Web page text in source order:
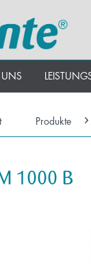
UNS
Produkte
1000 B